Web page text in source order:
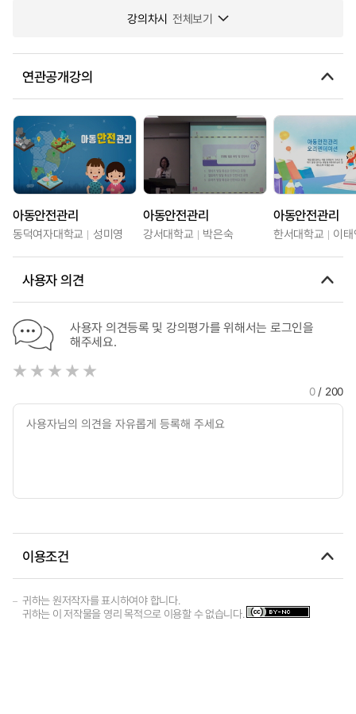
강의차시 전체보기
연관공개강의
아동안전관리
동덕여자대학교 성미영
아동안전관리
강서대학교 박은숙
아동안전관리
한서대학교 이
사용자 의견
사용자 의견등록 및 강의평가를 위해서는 로그인을
해주세요.
0/ 200
이용조건
귀하는 원저작자를 표시하여야 합니다.
귀하는 이 저작물을 영리 목적으로 이용할 수 없습니다.